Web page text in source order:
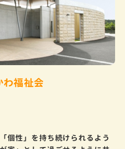
福祉会
個性」を持ち続けられるよう